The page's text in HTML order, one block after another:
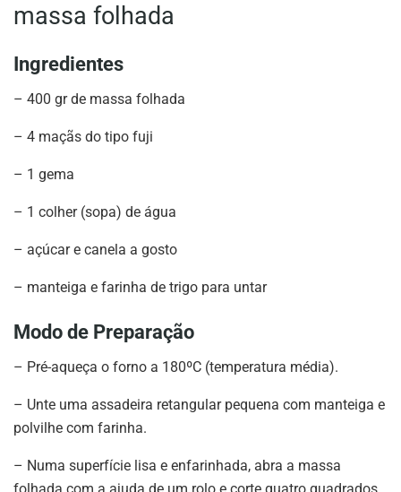
massa folhada
Ingredientes
– 400 gr de massa folhada
– 4 maçãs do tipo fuji
– 1 gema
– 1 colher (sopa) de água
– açúcar e canela a gosto
– manteiga e farinha de trigo para untar
Modo de Preparação
– Pré-aqueça o forno a 180ºC (temperatura média).
– Unte uma assadeira retangular pequena com manteiga e
polvilhe com farinha.
– Numa superfície lisa e enfarinhada, abra a massa
folhada com a ajuda de um rolo e corte quatro quadrados.